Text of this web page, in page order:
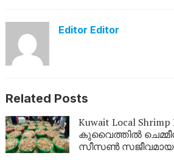
Editor Editor
Related Posts
Kuwait Local Shrimp
കുവൈത്തിൽ
സീസൺ